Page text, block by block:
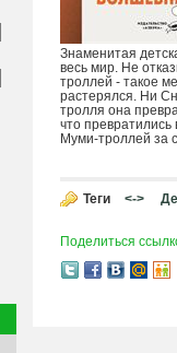
Знаменитая
весь мир. Не
троллей - такое
растерялся. Ни
тролля она
что
Муми-троллей за
Теги <->
Поделиться